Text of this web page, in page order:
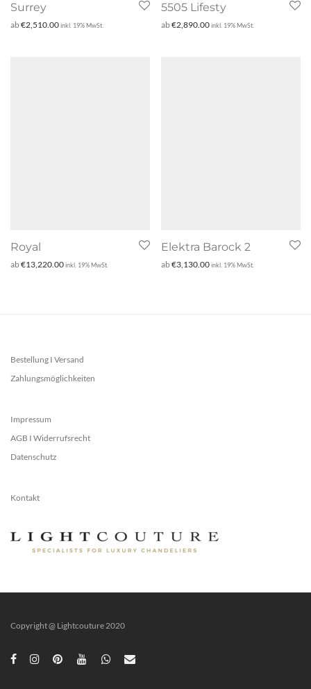
Surrey
ab€2,510.00inkl. 19% MwSt.
5505 Lifesty
ab€2,890.00inkl. 19% MwSt.
Royal
ab€13,220.00inkl. 19% MwSt.
Elektra Barock 2
ab€3,130.00inkl. 19% MwSt.
Bestellung I Versand
Zahlungsmöglichkeiten
Impressum
AGB I Widerrufsrecht
Datenschutz
Kontakt
Copyright @ Lightcouture 2020